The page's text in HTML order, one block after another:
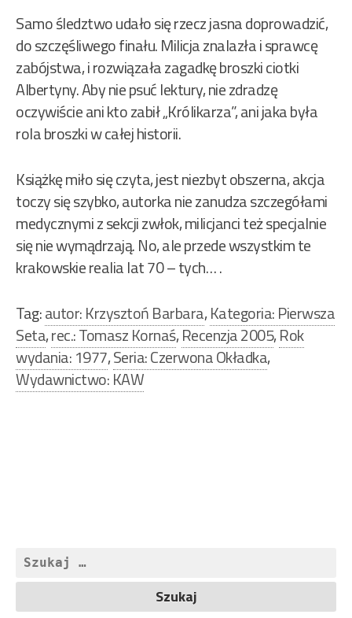
Samo śledztwo udało się rzecz jasna doprowadzić,
do szczęśliwego finału. Milicja znalazła i sprawcę
zabójstwa, i rozwiązała zagadkę broszki ciotki
Albertyny. Aby nie psuć lektury, nie zdradzę
oczywiście ani kto zabił „Królikarza”, ani jaka była
rola broszki w całej historii.
Książkę miło się czyta, jest niezbyt obszerna, akcja
toczy się szybko, autorka nie zanudza szczegółami
medycznymi z sekcji zwłok, milicjanci też specjalnie
się nie wymądrzają. No, ale przede wszystkim te
krakowskie realia lat 70 – tych… .
Tag:autor: Krzysztoń Barbara,Kategoria: Pierwsza
Seta,rec.: Tomasz Kornaś,Recenzja 2005,Rok
wydania: 1977,Seria: Czerwona Okładka,
Wydawnictwo: KAW
Szukaj: